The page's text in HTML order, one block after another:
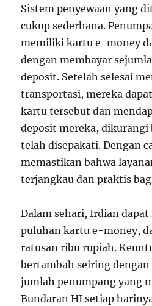
Sistem penyewaan yang
cukup sederhana.
memiliki kartu e-money
dengan membayar
deposit. Setelah selesai
transportasi, mereka
kartu tersebut dan
deposit mereka, dikurangi
telah disepakati. Dengan
memastikan bahwa
terjangkau dan praktis
Dalam sehari, Irdian
puluhan kartu e-money,
ratusan ribu rupiah.
bertambah seiring
jumlah penumpang yang
Bundaran HI setiap